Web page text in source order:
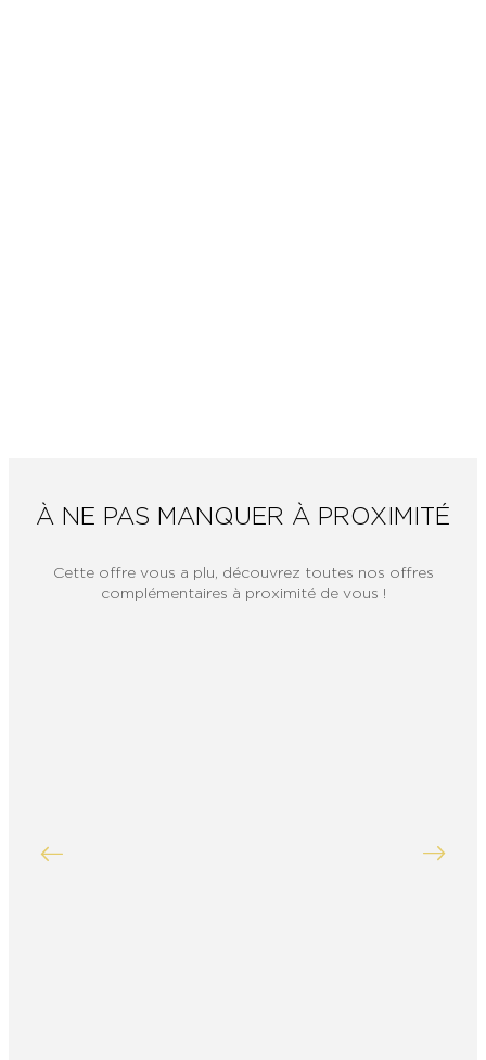
À NE PAS MANQUER À PROXIMITÉ
Cette offre vous a plu, découvrez toutes nos offres
complémentaires à proximité de vous !